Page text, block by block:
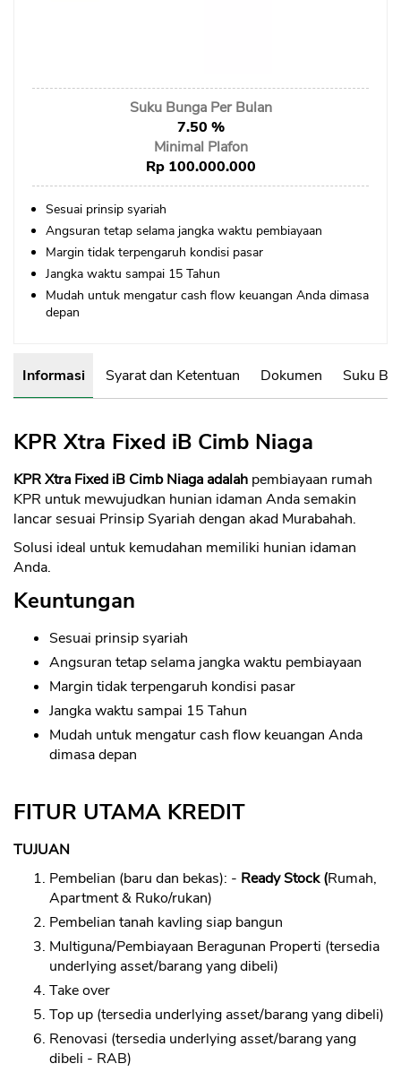
Assets Crypto
Asuransi
Asuransi Jiwa
Asuransi Kesehatan
Asuransi Syariah
Suku Bunga Per Bulan
7.50 %
Minimal Plafon
Rp 100.000.000
Sesuai prinsip syariah
Angsuran tetap selama jangka waktu pembiayaan
Margin tidak terpengaruh kondisi pasar
Jangka waktu sampai 15 Tahun
Mudah untuk mengatur cash flow keuangan Anda dimasa
depan
Informasi Syarat dan Ketentuan Dokumen Suku
KPR Xtra Fixed iB Cimb Niaga
KPR Xtra Fixed iB Cimb Niaga adalah pembiayaan rumah
KPR untuk mewujudkan hunian idaman Anda semakin
lancar sesuai Prinsip Syariah dengan akad Murabahah.
Solusi ideal untuk kemudahan memiliki hunian idaman
Anda.
Keuntungan
Sesuai prinsip syariah
Angsuran tetap selama jangka waktu pembiayaan
Margin tidak terpengaruh kondisi pasar
Jangka waktu sampai 15 Tahun
Mudah untuk mengatur cash flow keuangan Anda
dimasa depan
FITUR UTAMA KREDIT
TUJUAN
Pembelian (baru dan bekas): - Ready Stock (Rumah,
Apartment & Ruko/rukan)
Pembelian tanah kavling siap bangun
Multiguna/Pembiayaan Beragunan Properti (tersedia
underlying asset/barang yang dibeli)
Take over
Top up (tersedia underlying asset/barang yang dibeli)
Renovasi (tersedia underlying asset/barang yang
dibeli - RAB)